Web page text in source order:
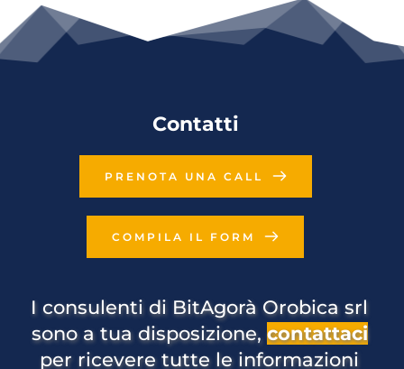
Contatti
PRENOTA UNA CALL
COMPILA IL FORM
I consulenti di BitAgorà Orobica srl
sono a tua disposizione, contattaci
per ricevere tutte le informazioni